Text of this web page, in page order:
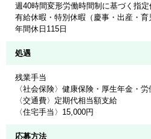
週40時間変形労働時間制に基づく指定
有給休暇・特別休暇（慶事・出産・育
年間休日115日
処遇
残業手当
〈社会保険〉健康保険・厚生年金・労
〈交通費〉定期代相当額支給
〈住宅手当〉15,000円
応募方法